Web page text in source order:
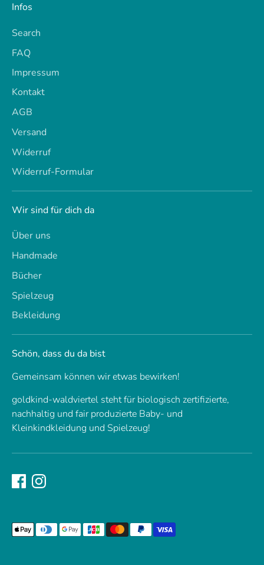
Infos
Search
FAQ
Impressum
Kontakt
AGB
Versand
Widerruf
Widerruf-Formular
Wir sind für dich da
Über uns
Handmade
Bücher
Spielzeug
Bekleidung
Schön, dass du da bist
Gemeinsam können wir etwas bewirken!
goldkind-waldviertel steht für biologisch zertifizierte,
nachhaltig und fair produzierte Baby- und
Kleinkindkleidung und Spielzeug!
Akzeptierte
Zahlungsarten